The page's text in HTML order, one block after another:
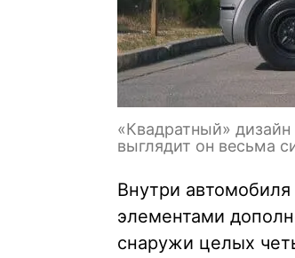
«Квадратный»
выглядит он весьма
Внутри
элементами
снаружи целых